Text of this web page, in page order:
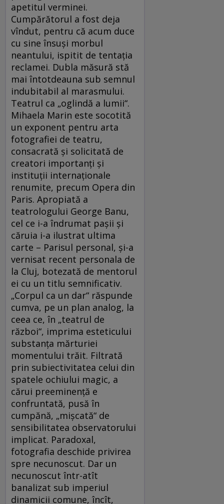
apetitul verminei.
Cumpărătorul a fost deja
vîndut, pentru că acum duce
cu sine însuşi morbul
neantului, ispitit de tentaţia
reclamei. Dubla măsură stă
mai întotdeauna sub semnul
indubitabil al marasmului.
Teatrul ca „oglindă a lumii“.
Mihaela Marin este socotită
un exponent pentru arta
fotografiei de teatru,
consacrată şi solicitată de
creatori importanţi şi
instituţii internaţionale
renumite, precum Opera din
Paris. Apropiată a
teatrologului George Banu,
cel ce i-a îndrumat paşii şi
căruia i-a ilustrat ultima
carte – Parisul personal, şi-a
vernisat recent personala de
la Cluj, botezată de mentorul
ei cu un titlu semnificativ.
„Corpul ca un dar“ răspunde
cumva, pe un plan analog, la
ceea ce, în „teatrul de
război“, imprima esteticului
substanţa mărturiei
momentului trăit. Filtrată
prin subiectivitatea celui din
spatele ochiului magic, a
cărui preeminenţă e
confruntată, pusă în
cumpănă, „mişcată“ de
sensibilitatea observatorului
implicat. Paradoxal,
fotografia deschide privirea
spre necunoscut. Dar un
necunoscut într-atît
banalizat sub imperiul
dinamicii comune, încît,